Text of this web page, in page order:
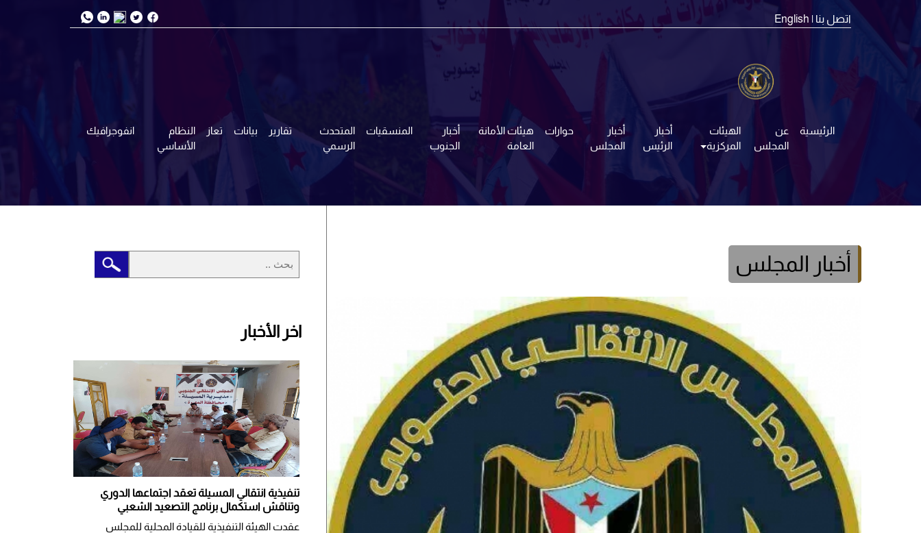
اتصل بنا | English
الرئيسية
عن
المجلس
الهيئات
المركزية
أخبار
الرئيس
أخبار
المجلس
حوارات
هيئات الأمانة
العامة
أخبار
الجنوب
المنسقيات
المتحدث
الرسمي
تقارير بيانات تعاز
النظام
الأساسي
انفوجرافيك
أخبار المجلس
اخر الأخبار
تنفيذية انتقالي المسيلة تعقد اجتماعها الدوري
وتناقش استكمال برنامج التصعيد الشعبي
عقدت الهيئة التنفيذية للقيادة المحلية للمجلس